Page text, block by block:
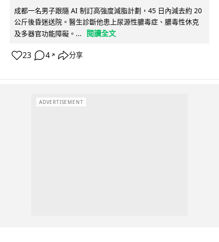
成都一名男子跟隨 AI 制訂高強度減脂計劃，45 日內減去約 20
公斤後昏迷送院。醫生診斷他患上尿源性膿毒症、膿毒性休克
及多器官功能障礙。...
閱讀全文
23 4 ↗ 分享
ADVERTISEMENT